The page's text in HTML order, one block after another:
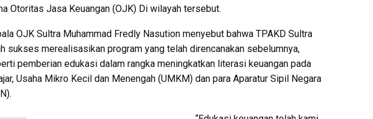
Otoritas Jasa Keuangan (OJK) Di wilayah tersebut.
OJK Sultra Muhammad Fredly Nasution menyebut bahwa TPAKD Sultra
sukses merealisasikan program yang telah direncanakan sebelumnya,
pemberian edukasi dalam rangka meningkatkan literasi keuangan pada
Usaha Mikro Kecil dan Menengah (UMKM) dan para Aparatur Sipil Negara